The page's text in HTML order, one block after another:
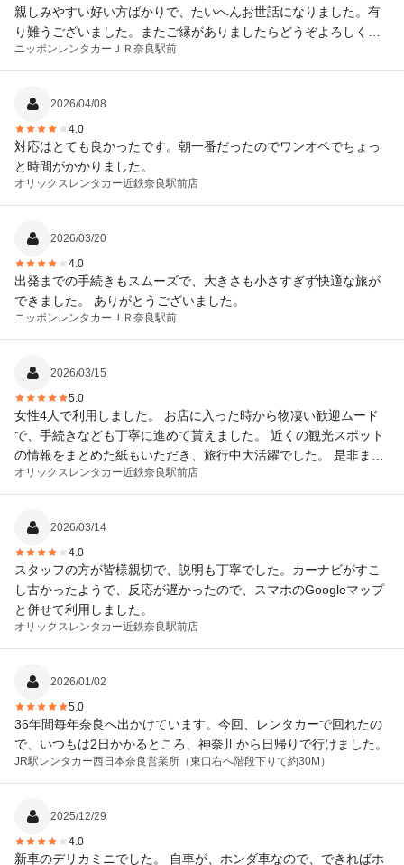
親しみやすい好い方ばかりで、たいへんお世話になりました。有
り難うございました。またご縁がありましたらどうぞよろしくお
願いします。
ニッポンレンタカー ＪＲ奈良駅前
2026/04/08
4.0
対応はとても良かったです。朝一番だったのでワンオペでちょっ
と時間がかかりました。
オリックスレンタカー近鉄奈良駅前店
2026/03/20
4.0
出発までの手続きもスムーズで、大きさも小さすぎず快適な旅が
できました。 ありがとうございました。
ニッポンレンタカー ＪＲ奈良駅前
2026/03/15
5.0
女性4人で利用しました。 お店に入った時から物凄い歓迎ムード
で、手続きなども丁寧に進めて貰えました。 近くの観光スポット
の情報をまとめた紙もいただき、旅行中大活躍でした。 是非また
利用したいと思います。 ありがとうございました。
オリックスレンタカー近鉄奈良駅前店
2026/03/14
4.0
スタッフの方が皆様親切で、説明も丁寧でした。カーナビがすこ
し古かったようで、反応が遅かったので、スマホのGoogleマップ
と併せて利用しました。
オリックスレンタカー近鉄奈良駅前店
2026/01/02
5.0
36年間毎年奈良へ出かけています。今回、レンタカーで回れたの
で、いつもは2日かかるところ、神奈川から日帰りで行けました。
JR駅レンタカー西日本奈良営業所（東口右へ階段下りて約30M）
2025/12/29
4.0
新車のデリカミニでした。 自車が、ホンダ車なので、できればホ